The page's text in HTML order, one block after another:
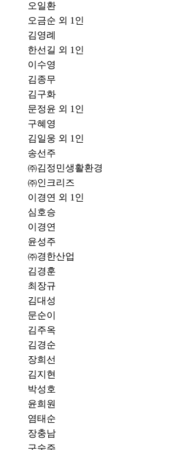
오일환
오금순 외 1인
김영례
한선길 외 1인
이수영
김종무
김구화
문정윤 외 1인
구혜영
김일웅 외 1인
송선주
㈜김정민생활환경
㈜인크리즈
이경연 외 1인
심호승
이경연
윤성주
㈜경한산업
김경훈
최장규
김대성
문순이
김주옥
김경순
장희선
김지현
박성호
윤희원
염태순
장충남